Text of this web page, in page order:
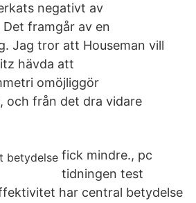
negativt av
framgår av en
Jag tror att Houseman vill
hävda att
omöjliggör
och från det dra vidare
fick mindre., pc
tidningen test
har central betydelse